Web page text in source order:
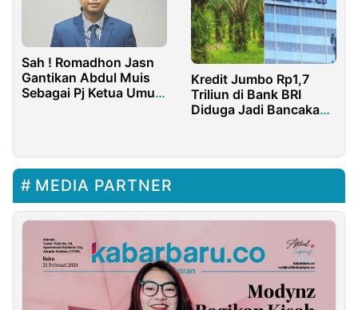
Sah ! Romadhon Jasn
Gantikan Abdul Muis
Sebagai Pj Ketua Umum
Kredit Jumbo Rp1,7
Triliun di Bank BRI
Diduga Jadi Bancakan,
MEDIA PARTNER